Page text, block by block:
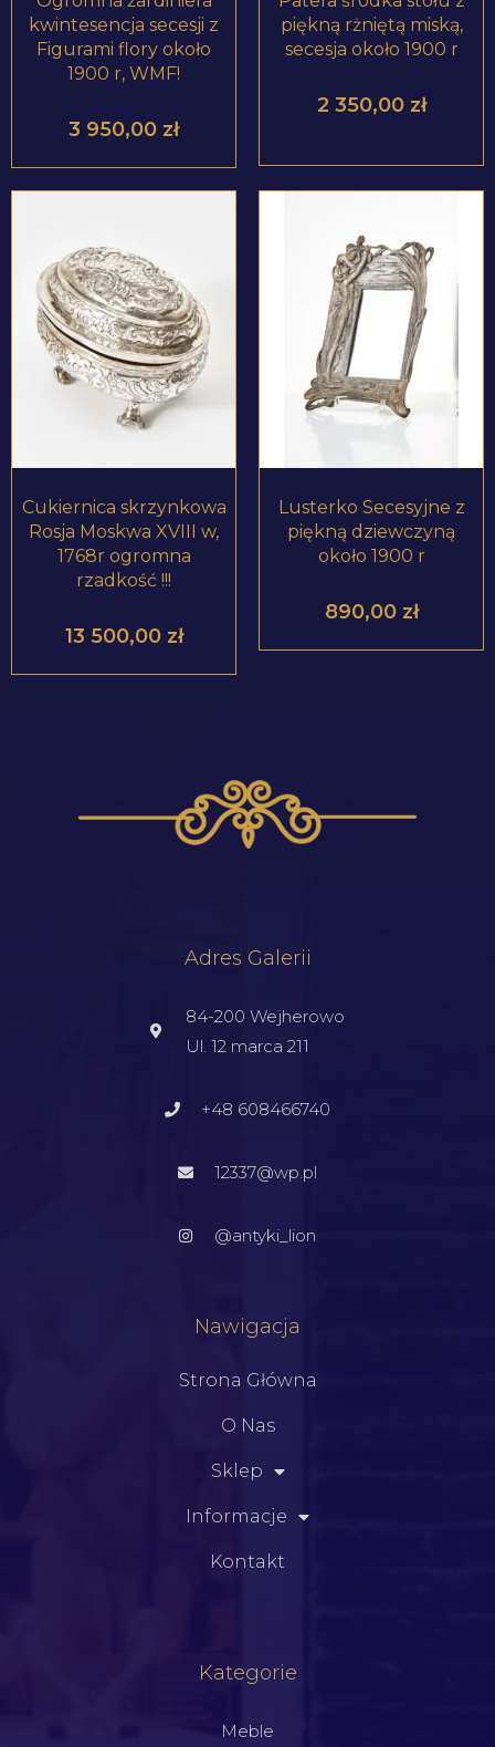
kwintesencja secesji z
Figurami flory około
1900 r, WMF!
3 950,00 zł
piękną rżniętą miską,
secesja około 1900 r
2 350,00 zł
ZOBACZ PRODUKT
Cukiernica skrzynkowa
Rosja Moskwa XVIII w,
1768r ogromna
rzadkość !!!
13 500,00 zł
ZOBACZ PRODUKT
Lusterko Secesyjne z
piękną dziewczyną
około 1900 r
890,00 zł
Adres Galerii
84-200 Wejherowo
Ul. 12 marca 211
+48 608466740
12337@wp.pl
@antyki_lion
Nawigacja
Strona Główna
O Nas
Sklep
Informacje
Kontakt
Kategorie
Meble